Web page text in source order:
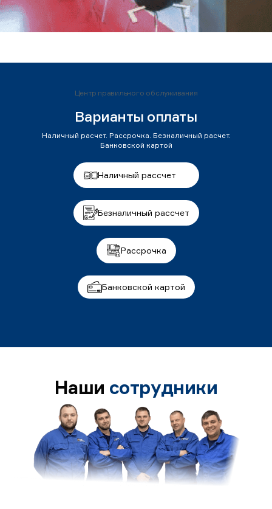
Центр правильного обслуживания
Варианты оплаты
Наличный расчет. Рассрочка. Безналичный расчет.
Банковской картой
Наличный рассчет
Безналичный рассчет
Рассрочка
Банковской картой
Наши сотрудники